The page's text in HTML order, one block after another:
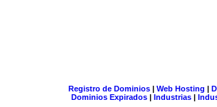
Registro de Dominios| Web Hosting |
Dominios Expirados | Industrias |